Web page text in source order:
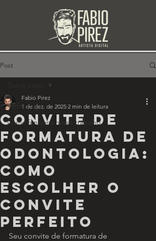
Post
Todos posts
Como funciona nosso trabalho
Convite de
formatura de
Odontologia:
como
escolher o
convite
perfeito
Fabio Pirez
1 de dez. de 2025 2 min de leitura
Seu convite de formatura de